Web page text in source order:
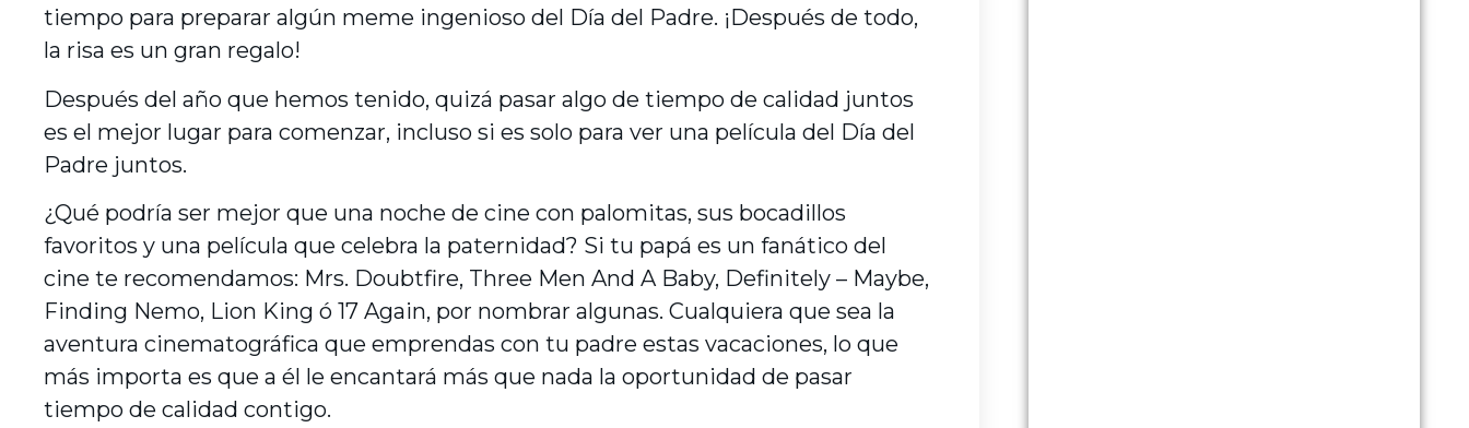
tiempo para preparar algún meme ingenioso del Día del Padre. ¡Después de todo,
la risa es un gran regalo!
Después del año que hemos tenido, quizá pasar algo de tiempo de calidad juntos
es el mejor lugar para comenzar, incluso si es solo para ver una película del Día del
Padre juntos.
¿Qué podría ser mejor que una noche de cine con palomitas, sus bocadillos
favoritos y una película que celebra la paternidad? Si tu papá es un fanático del
cine te recomendamos: Mrs. Doubtfire, Three Men And A Baby, Definitely – Maybe,
Finding Nemo, Lion King ó 17 Again, por nombrar algunas. Cualquiera que sea la
aventura cinematográfica que emprendas con tu padre estas vacaciones, lo que
más importa es que a él le encantará más que nada la oportunidad de pasar
tiempo de calidad contigo.